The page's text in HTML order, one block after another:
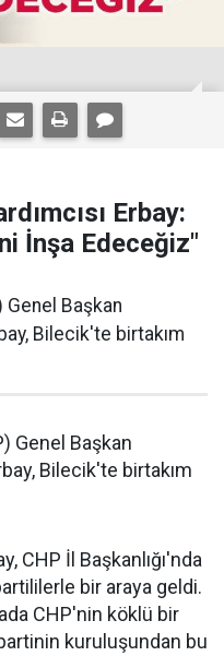
Erbay:
İnşa Edeceğiz"
Başkan
Bilecik'te birtakım
Genel Başkan
Bilecik'te birtakım
CHP İl Başkanlığı'nda
bir araya geldi.
CHP'nin köklü bir
kuruluşundan bu